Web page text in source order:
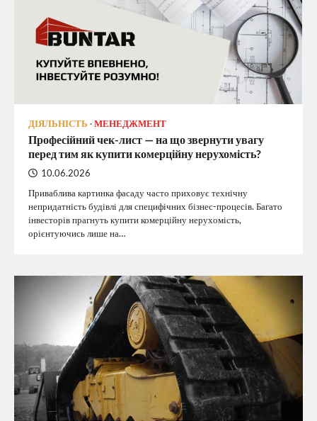
ДІЯЛЬНІСТЬ МЕНЕДЖМЕНТ
Професійний чек-лист — на що звернути увагу
перед тим як купити комерційну нерухомість?
10.06.2026
Приваблива картинка фасаду часто приховує технічну
непридатність будівлі для специфічних бізнес-процесів. Багато
інвесторів прагнуть купити комерційну нерухомість,
орієнтуючись лише на…